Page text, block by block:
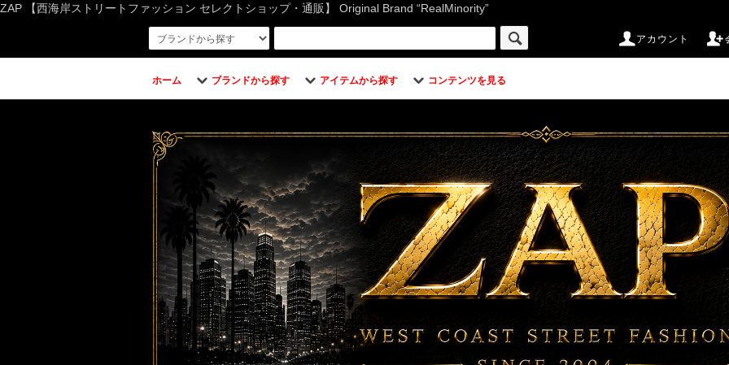
ZAP 【西海岸ストリートファッション セレクトショップ・通販】 Original Brand “RealMinority”
アカウント
ホーム ブランドから探す アイテムから探す コンテンツを見る